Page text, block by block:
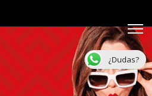
¿Dudas?